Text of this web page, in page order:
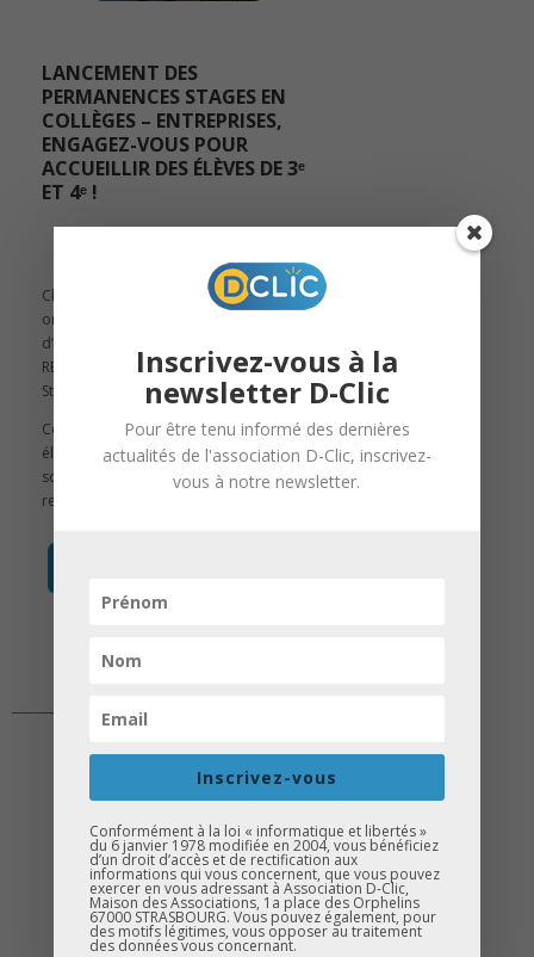
LANCEMENT DES
PERMANENCES STAGES EN
COLLÈGES – ENTREPRISES,
ENGAGEZ-VOUS POUR
ACCUEILLIR DES ÉLÈVES DE 3ᵉ
ET 4ᵉ !
Chaque année, l’association D-Clic
organise des permanences
d’accompagnement dans les collèges
REP et REP+ de l’Eurométropole de
Strasbourg.
Ces temps d’échange permettent aux
élèves de 3ᵉ et 4ᵉ de bénéficier d’un
soutien individualisé dans leur
recherche de stage.
Inscrivez-vous à la
newsletter D-Clic
Pour être tenu informé des dernières
actualités de l'association D-Clic, inscrivez-
vous à notre newsletter.
Inscrivez-vous
Conformément à la loi « informatique et libertés »
du 6 janvier 1978 modifiée en 2004, vous bénéficiez
d’un droit d’accès et de rectification aux
informations qui vous concernent, que vous pouvez
exercer en vous adressant à Association D-Clic,
Maison des Associations, 1a place des Orphelins
67000 STRASBOURG. Vous pouvez également, pour
des motifs légitimes, vous opposer au traitement
des données vous concernant.